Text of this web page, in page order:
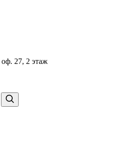
оф. 27, 2 этаж